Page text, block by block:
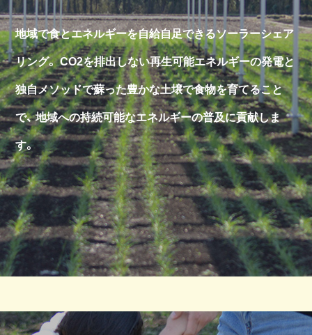
地域で食とエネルギーを自給自足できるソーラーシェア
リング。CO2を排出しない再生可能エネルギーの発電と
独自メソッドで蘇った豊かな土壌で食物を育てること
で、地域への持続可能なエネルギーの普及に貢献しま
す。